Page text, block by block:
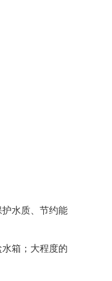
水质、节约能
箱；大程度的